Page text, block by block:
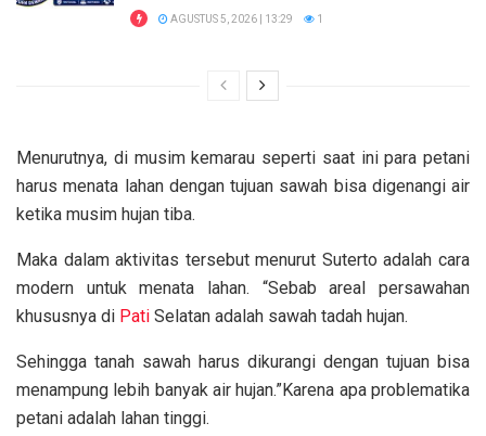
AGUSTUS 5, 2026 | 13:29 1
Menurutnya, di musim kemarau seperti saat ini para petani
harus menata lahan dengan tujuan sawah bisa digenangi air
ketika musim hujan tiba.
Maka dalam aktivitas tersebut menurut Suterto adalah cara
modern untuk menata lahan. “Sebab areal persawahan
khususnya di Pati Selatan adalah sawah tadah hujan.
Sehingga tanah sawah harus dikurangi dengan tujuan bisa
menampung lebih banyak air hujan.”Karena apa problematika
petani adalah lahan tinggi.